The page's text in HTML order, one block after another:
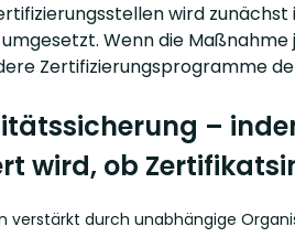
wird
Wenn die
Zertifizierungsprogramme
–
wird, ob
verstärkt durch unabhängige